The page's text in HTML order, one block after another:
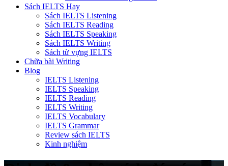
Sách IELTS Hay
Sách IELTS Listening
Sách IELTS Reading
Sách IELTS Speaking
Sách IELTS Writing
Sách từ vựng IELTS
Chữa bài Writing
Blog
IELTS Listening
IELTS Speaking
IELTS Reading
IELTS Writing
IELTS Vocabulary
IELTS Grammar
Review sách IELTS
Kinh nghiệm